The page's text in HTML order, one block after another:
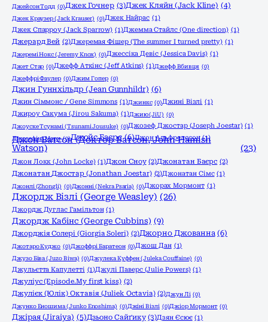
Джейсон Тодд (0)Джек Гочнер (3)Джек Кляйн (Jack Kline) (4)
Джек Краузер (Jack Krauser) (0)Джек Найрас (1)
Джек Спарроу (Jack Sparrow) (1)Джемма Стайлс (One direction) (1)
Джерард Вей (2)Джеремая Фішер (The summer I turned pretty) (1)
Джеремі Нокс (Jeremy Knox) (0)Джессіка Девіс (Jessica Davis) (1)
Джет Стар (0)Джефф Аткінс (Jeff Atkins) (1)Джефф Вбивця (0)
Джеффрі Фаулер (0)Джим Гопер (0)
Джин Гуннхільдр (Jean Gunnhildr) (6)
Джин Сіммонс / Gene Simmons (1)Джинкс (0)Джині Візлі (1)
Джироу Сакума (Jirou Sakuma) (1)Джию (JiU) (0)
Джоyске Тсунамі (Tsunami Jousuke) (0)Джозеф Джостар (Joseph Joestar) (1)
Джозефіна Марч (0)Джойс Баєрс (6)Джон Альфредссон (1)
Джон Ватсон (Доктор Ватсон, John Hamish
Watson)
(23)
Джон Локк (John Locke) (1)Джон Сноу (2)Джонатан Баєрс (2)
Джонатан Джостар (Jonathan Joestar) (2)Джонатан Сімс (1)
Джонлі (Zhongli) (0)Джонні (Nekra Psaria) (0)Джорах Мормонт (1)
Джордж Візлі (George Weasley) (26)
Джордж Дуглас Гамільтон (1)
Джордж Кабінс (George Cubbins) (9)
Джорджія Солері (Giorgia Soleri) (2)Джорно Джованна (6)
Джотаро Куджо (0)Джоффрі Баратеон (0)Джош Дан (1)
Джузо Біва (Juzo Biwa) (0)Джулека Куффен (Juleka Couffaine) (0)
Джульєтта Капулетті (1)Джулі Паверс (Julie Powers) (1)
Джуліус (Episode.My first kiss) (2)
Джулієк (Юлік) Октавія (Juliek Octavia) (2)Джун Лі (0)
Джунко Еношима (Junko Enoshima) (0)Джіні Візлі (0)Джіор Мормонт (0)
Джірая (Jiraiya) (5)Дзьоно Сайґику (3)Дзян Єсює (1)